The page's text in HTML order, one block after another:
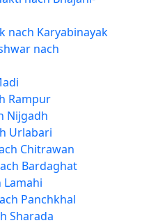
nach Karyabinayak
nach
Rampur
Nijgadh
Urlabari
Chitrawan
Bardaghat
Lamahi
Panchkhal
Sharada